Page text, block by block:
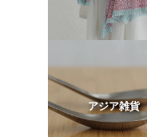
アジア雑貨